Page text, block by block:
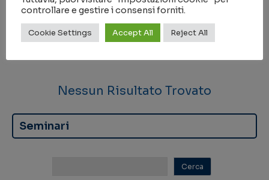
Workshop / Conferenze
Nessun Risultato Trovato
Seminari
controllare e gestire i consensi forniti.
Cookie Settings Accept All Reject All